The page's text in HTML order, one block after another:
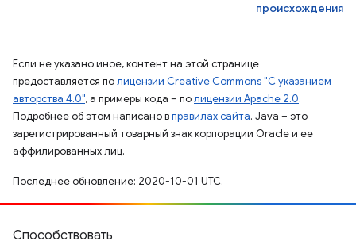
происхождения
Если не указано иное, контент на этой странице
предоставляется полицензии Creative Commons "С указанием
авторства 4.0", а примеры кода – полицензии Apache 2.0.
Подробнее об этом написано вправилах сайта. Java – это
зарегистрированный товарный знак корпорации Oracle и ее
аффилированных лиц.
Последнее обновление: 2020-10-01 UTC.
Способствовать